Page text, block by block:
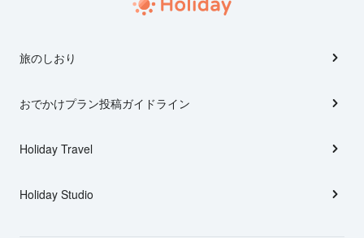
旅のしおり
おでかけプラン投稿ガイドライン
Holiday Travel
Holiday Studio